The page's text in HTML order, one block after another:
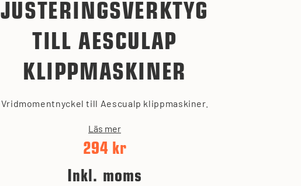
JUSTERINGSVERKTYG
TILL AESCULAP
KLIPPMASKINER
Vridmomentnyckel till Aescualp klippmaskiner.
Läs mer
294 kr
Inkl. moms